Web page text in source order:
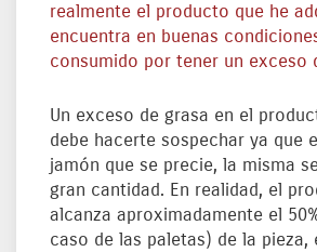
realmente el producto que he
encuentra en buenas
consumido por tener un exceso
Un exceso de grasa en el
debe hacerte sospechar ya que
jamón que se precie, la misma
gran cantidad. En realidad, el
alcanza aproximadamente el
caso de las paletas) de la pieza,